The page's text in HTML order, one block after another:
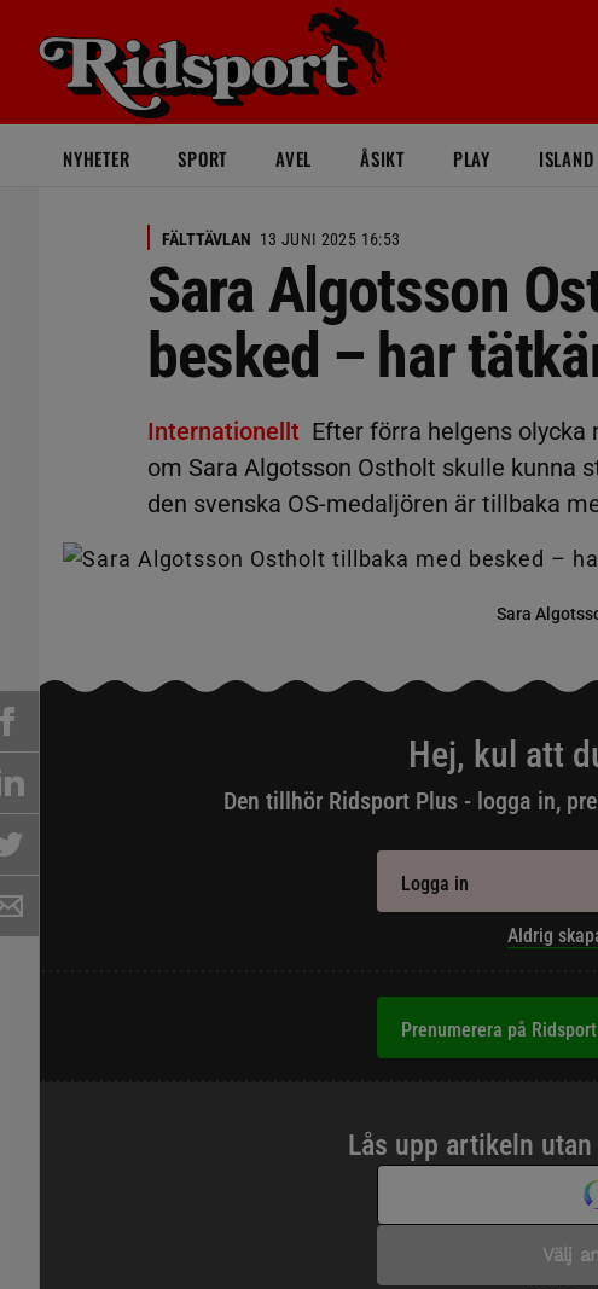
NYHETER SPORT AVEL ÅSIKT PLAY ISLAND
FÄLTTÄVLAN 13 JUNI 2025 16:53
Sara Algotsson
besked – har
Internationellt Efter förra helgens
om Sara Algotsson Ostholt skulle kunna
den svenska OS-medaljören är tillbaka
Sara
Hej, kul att
Den tillhör Ridsport Plus - logga in,
Logga in
Aldrig
Prenumerera på